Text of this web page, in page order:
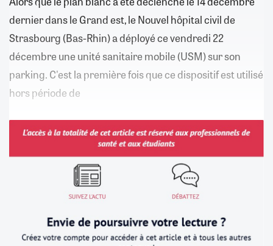
dernier dans le Grand est, le Nouvel hôpital civil de
Strasbourg (Bas-Rhin) a déployé ce vendredi 22
décembre une unité sanitaire mobile (USM) sur son
parking. C'est la première fois que ce dispositif est utilisé
hors période de